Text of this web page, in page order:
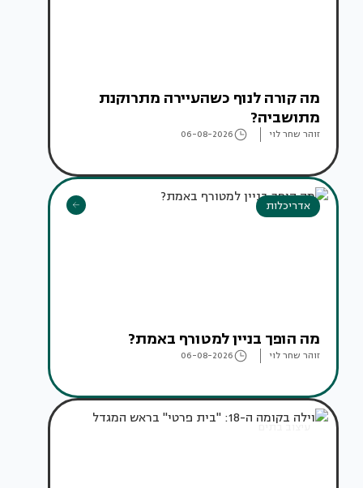
מה קורה לנוף כשהעיירה מתרוקנת
מתושביה?
זוהר שחר לוי 06-08-2026
אדריכלות
מה הופך בניין למטורף באמת?
זוהר שחר לוי 06-08-2026
עיצוב בתים